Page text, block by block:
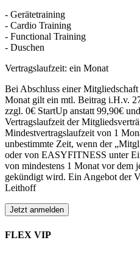
- Gerätetraining
- Cardio Training
- Functional Training
- Duschen
Vertragslaufzeit: ein Monat
Bei Abschluss einer
Monat gilt ein mtl. Beitrag i.H.v.
zzgl. 0€ StartUp anstatt 99,90€
Vertragslaufzeit der
Mindestvertragslaufzeit von 1
unbestimmte Zeit, wenn der
oder von EASYFITNESS unter
von mindestens 1 Monat vor dem
gekündigt wird. Ein Angebot der
Leithoff
FLEX VIP